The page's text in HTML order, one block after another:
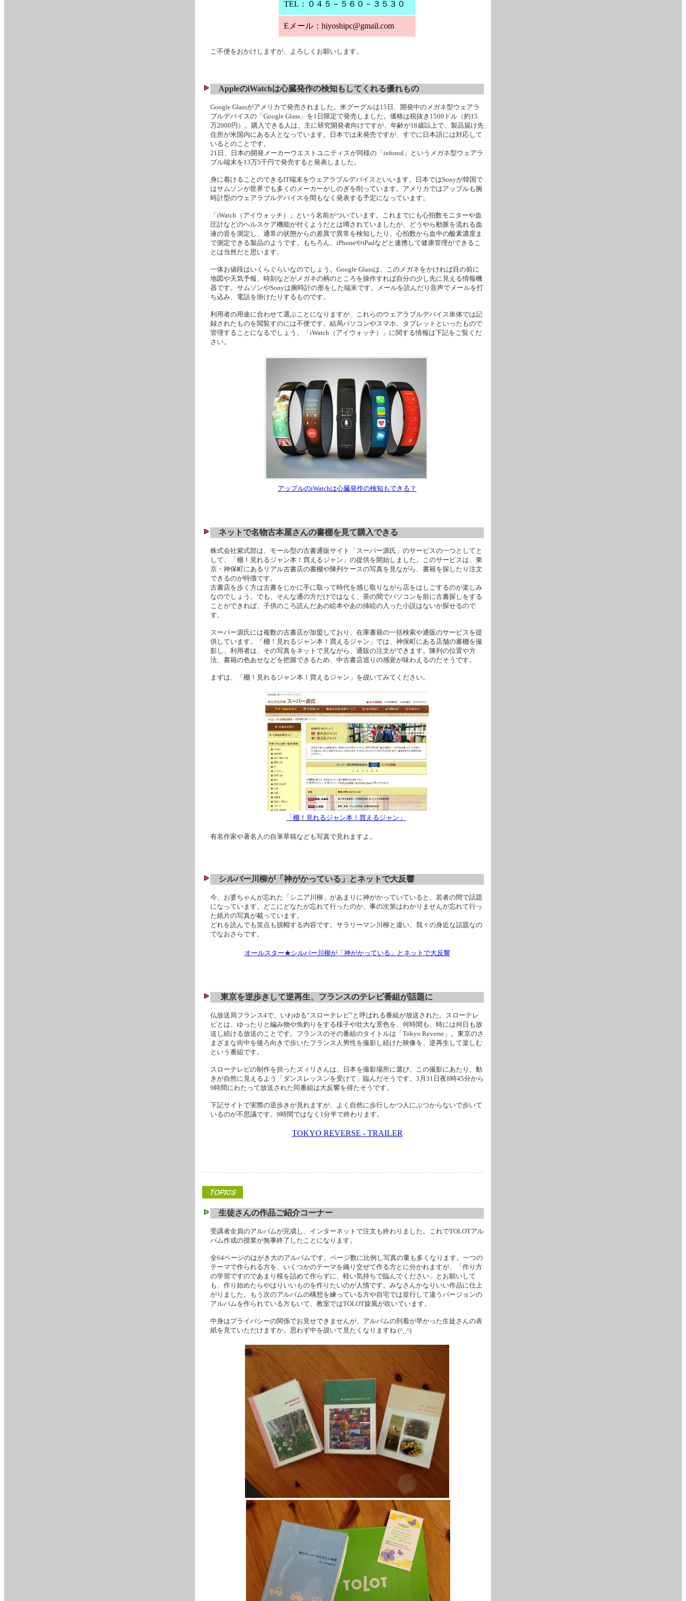
TEL：０４５－５６０－３５３０
Eメール：hiyoshipc@gmail.com
ご不便をおかけしますが、よろしくお願いします。
AppleのiWatchは心臓発作の検知もしてくれる優れもの
Google Glassがアメリカで発売されました。米グーグルは15日、開発中のメガネ型ウェアラ
ブルデバイスの「Google Glass」を1日限定で発売しました。価格は税抜き1500ドル（約15
万2000円）。購入できる人は、主に研究開発者向けですが、年齢が18歳以上で、製品届け先
住所が米国内にある人となっています。日本では未発売ですが、すでに日本語には対応して
いるとのことです。
21日、日本の開発メーカーウエストユニティスが同様の「inforod」というメガネ型ウェアラ
ブル端末を13万5千円で発売すると発表しました。
身に着けることのできるIT端末をウェアラブルデバイスといいます。日本ではSonyが韓国で
はサムソンが世界でも多くのメーカーがしのぎを削っています。アメリカではアップルも腕
時計型のウェアラブルデバイスを間もなく発表する予定になっています。
「iWatch（アイウォッチ）」という名前がついています。これまでにも心拍数モニターや血
圧計などのヘルスケア機能が付くようだとは噂されていましたが、どうやら動脈を流れる血
液の音を測定し、通常の状態からの差異で異常を検知したり、心拍数から血中の酸素濃度ま
で測定できる製品のようです。もちろん、iPhoneやiPadなどと連携して健康管理ができるこ
とは当然だと思います。
一体お値段はいくらぐらいなのでしょう。Google Glassは、このメガネをかければ目の前に
地図や天気予報、時刻などがメガネの柄のところを操作すれば自分の少し先に見える情報機
器です。サムソンやSonyは腕時計の形をした端末です。メールを読んだり音声でメールを打
ち込み、電話を掛けたりするものです。
利用者の用途に合わせて選ぶことになりますが、これらのウェアラブルデバイス単体では記
録されたものを閲覧すのには不便です。結局パソコンやスマホ、タブレットといったもので
管理することになるでしょう。「iWatch（アイウォッチ）」に関する情報は下記をご覧くだ
さい。
アップルのiWatchは心臓発作の検知もできる？
ネットで名物古本屋さんの書棚を見て購入できる
株式会社紫式部は、モール型の古書通販サイト「スーパー源氏」のサービスの一つとしてと
して、「棚！見れるジャン本！買えるジャン」の提供を開始しました。このサービスは、東
京・神保町にあるリアル古書店の書棚や陳列ケースの写真を見ながら、書籍を探したり注文
できるのが特徴です。
古書店を歩く方は古書をじかに手に取って時代を感じ取りながら店をはしごするのが楽しみ
なのでしょう。でも、そんな通の方だけではなく、茶の間でパソコンを前に古書探しをする
ことができれば、子供のころ読んだあの絵本やあの挿絵の入った小説はないか探せるので
す。
スーパー源氏には複数の古書店が加盟しており、在庫書籍の一括検索や通販のサービスを提
供しています。「棚！見れるジャン本！買えるジャン」では、神保町にある店舗の書棚を撮
影し、利用者は、その写真をネットで見ながら、通販の注文ができます。陳列の位置や方
法、書籍の色あせなどを把握できるため、中古書店巡りの感覚が味わえるのだそうです。
まずは、「棚！見れるジャン本！買えるジャン」を覘いてみてください。
「棚！見れるジャン本！買えるジャン」
有名作家や著名人の自筆草稿なども写真で見れますよ。
シルバー川柳が「神がかっている」とネットで大反響
今、お婆ちゃんが忘れた「シニア川柳」があまりに神がかっていていると、若者の間で話題
になっています。どこにどなたが忘れて行ったのか、事の次第はわかりませんが忘れて行っ
た紙片の写真が載っています。
どれを読んでも笑点も脱帽する内容です。サラリーマン川柳と違い、我々の身近な話題なの
でなおさらです。
オールスター★シルバー川柳が「神がかっている」とネットで大反響
東京を逆歩きして逆再生、フランスのテレビ番組が話題に
仏放送局フランス4で、いわゆる“スローテレビ”と呼ばれる番組が放送された。スローテレ
ビとは、ゆったりと編み物や魚釣りをする様子や壮大な景色を、何時間も、時には何日も放
送し続ける放送のことです。フランスのその番組のタイトルは「Tokyo Reverse」。東京のさ
まざまな街中を後ろ向きで歩いたフランス人男性を撮影し続けた映像を、逆再生して楽しむ
という番組です。
スローテレビの制作を担ったズィリさんは、日本を撮影場所に選び、この撮影にあたり、動
きが自然に見えるよう「ダンスレッスンを受けて」臨んだそうです。3月31日夜8時45分から
9時間にわたって放送された同番組は大反響を得たそうです。
下記サイトで実際の逆歩きが見れますが、よく自然に歩行しかつ人にぶつからないで歩いて
いるのが不思議です。9時間ではなく1分半で終わります。
TOKYO REVERSE - TRAILER
生徒さんの作品ご紹介コーナー
受講者全員のアルバムが完成し、インターネットで注文も終わりました。これでTOLOTアル
バム作成の授業が無事終了したことになります。
全64ページのはがき大のアルバムです。ページ数に比例し写真の量も多くなります。一つの
テーマで作られる方を、いくつかのテーマを織り交ぜて作る方とに分かれますが、「作り方
の学習ですのであまり根を詰めて作らずに、軽い気持ちで臨んでください」とお願いして
も、作り始めたらやはりいいものを作りたいのが人情です。みなさんかなりいい作品に仕上
がりました。もう次のアルバムの構想を練っている方や自宅では並行して違うバージョンの
アルバムを作られている方もいて、教室ではTOLOT旋風が吹いています。
中身はプライバシーの関係でお見せできませんが、アルバムの到着が早かった生徒さんの表
紙を見ていただけますか。思わず中を覘いて見たくなりますね (^_^)